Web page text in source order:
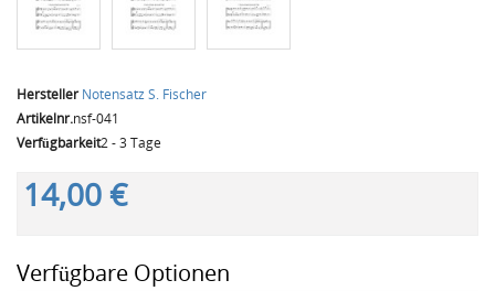
Hersteller Notensatz S. Fischer
Artikelnr.nsf-041
Verfügbarkeit2 - 3 Tage
14,00 €
Verfügbare Optionen